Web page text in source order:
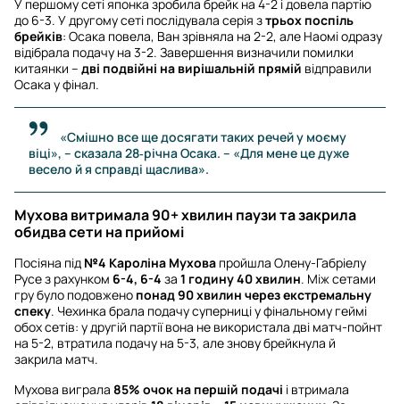
У першому сеті японка зробила брейк на 4-2 і довела партію
до 6-3. У другому сеті послідувала серія зтрьох поспіль
брейків: Осака повела, Ван зрівняла на 2-2, але Наомі одразу
відібрала подачу на 3-2. Завершення визначили помилки
китаянки – дві подвійні на вирішальній прямій відправили
Осака у фінал.
«Смішно все ще досягати таких речей у моєму
віці», – сказала 28‑річна Осака. – «Для мене це дуже
весело й я справді щаслива».
Мухова витримала 90+ хвилин паузи та закрила
обидва сети на прийомі
Посіяна під №4 Кароліна Мухова пройшла Олену-Габріелу
Русе з рахунком 6-4, 6-4 за 1 годину 40 хвилин. Між сетами
гру було подовжено понад 90 хвилин через екстремальну
спеку. Чехинка брала подачу суперниці у фінальному геймі
обох сетів: у другій партії вона не використала дві матч-пойнт
на 5-2, втратила подачу на 5-3, але знову брейкнула й
закрила матч.
Мухова виграла 85% очок на першій подачі і втримала